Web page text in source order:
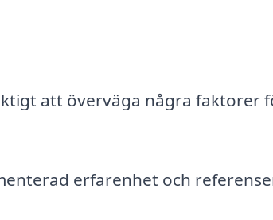
att överväga några faktorer
erfarenhet och